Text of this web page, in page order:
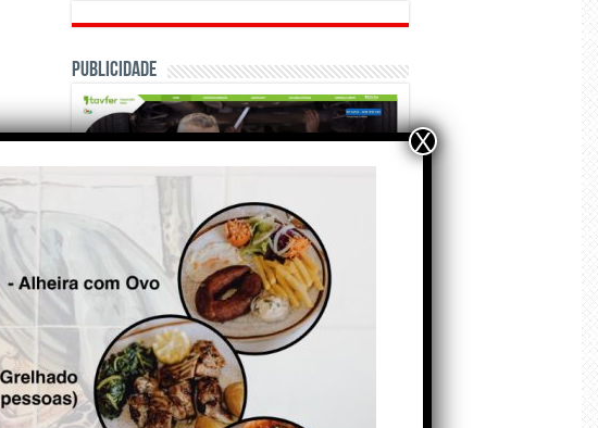
Publicidade
OPINIÃO E CRÓNICAS
Matraquilhos… Autor:
Fernando Roldão
6 de Agosto de 2026
X